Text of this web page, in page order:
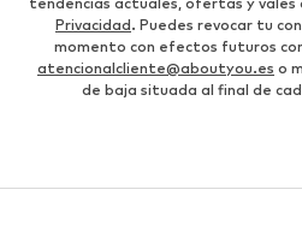
Privacidad. Puedes revocar tu
momento con efectos futuros
atencionalcliente@aboutyou.es o
de baja situada al final de